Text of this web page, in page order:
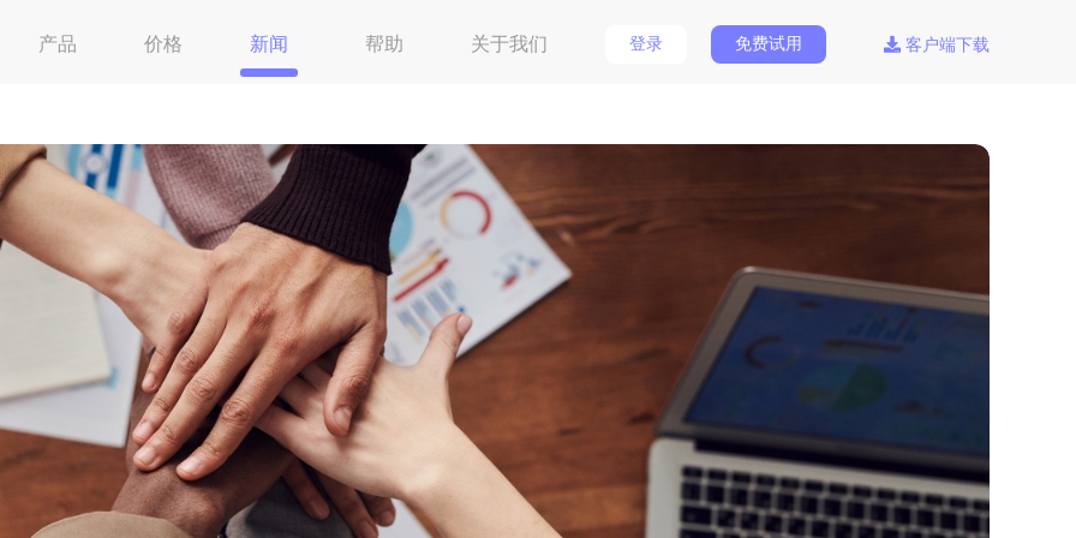
产品 价格 新闻 帮助 关于我们 登录 免费试用 客户端下载